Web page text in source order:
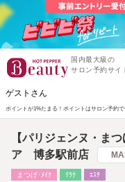
国内最大級の
サロン予約サイ
ゲストさん
ポイントが1%たまる！ ポイントはサロン予約で
【パリジェンヌ・ま
ア 博多駅前店
まつげ･ﾒｲｸ ﾘﾗｸ ｴｽﾃ